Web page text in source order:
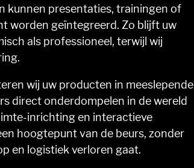
kunnen presentaties, trainingen of
worden geïntegreerd. Zo blijft uw
als professioneel, terwijl wij
wij uw producten in meeslepende
direct onderdompelen in de wereld
inrichting en interactieve
hoogtepunt van de beurs, zonder
en logistiek verloren gaat.